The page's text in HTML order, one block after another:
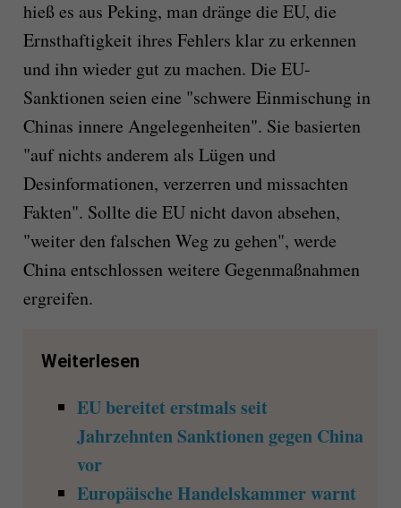
hieß es aus Peking, man dränge die EU, die
Ernsthaftigkeit ihres Fehlers klar zu erkennen
und ihn wieder gut zu machen. Die EU-
Sanktionen seien eine "schwere Einmischung in
Chinas innere Angelegenheiten". Sie basierten
"auf nichts anderem als Lügen und
Desinformationen, verzerren und missachten
Fakten". Sollte die EU nicht davon absehen,
"weiter den falschen Weg zu gehen", werde
China entschlossen weitere Gegenmaßnahmen
ergreifen.
Weiterlesen
EU bereitet erstmals seit
Jahrzehnten Sanktionen gegen China
vor
Europäische Handelskammer warnt